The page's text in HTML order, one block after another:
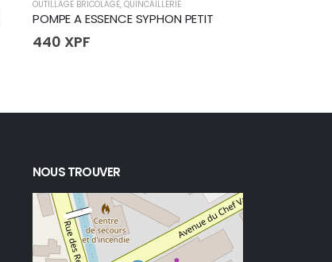
OUTILLAGE BRICOLAGE, QUINCAILLERIE
POMPE A ESSENCE SYPHON PETIT
440 XPF
NOUS TROUVER